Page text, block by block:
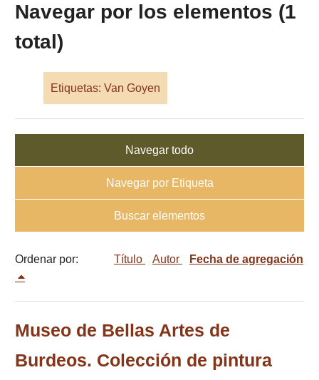
Navegar por los elementos (1
total)
Etiquetas: Van Goyen
Navegar todo
Navegar por Etiqueta
Buscar elementos
Ordenar por: Título Autor Fecha de agregación
Museo de Bellas Artes de
Burdeos. Colección de pintura